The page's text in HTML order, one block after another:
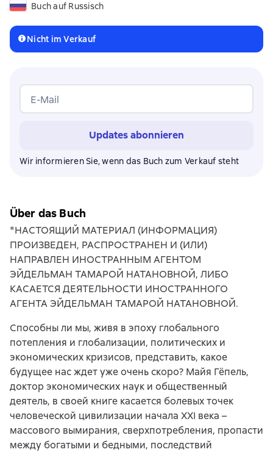
Buch auf Russisch
Nicht im Verkauf
E-Mail
Updates abonnieren
Wir informieren Sie, wenn das Buch zum Verkauf steht
Über das Buch
*НАСТОЯЩИЙ МАТЕРИАЛ (ИНФОРМАЦИЯ)
ПРОИЗВЕДЕН, РАСПРОСТРАНЕН И (ИЛИ)
НАПРАВЛЕН ИНОСТРАННЫМ АГЕНТОМ
ЭЙДЕЛЬМАН ТАМАРОЙ НАТАНОВНОЙ, ЛИБО
КАСАЕТСЯ ДЕЯТЕЛЬНОСТИ ИНОСТРАННОГО
АГЕНТА ЭЙДЕЛЬМАН ТАМАРОЙ НАТАНОВНОЙ.
Способны ли мы, живя в эпоху глобального
потепления и глобализации, политических и
экономических кризисов, представить, какое
будущее нас ждет уже очень скоро? Майя Гёпель,
доктор экономических наук и общественный
деятель, в своей книге касается болевых точек
человеческой цивилизации начала XXI века –
массового вымирания, сверхпотребления, пропасти
между богатыми и бедными, последствий